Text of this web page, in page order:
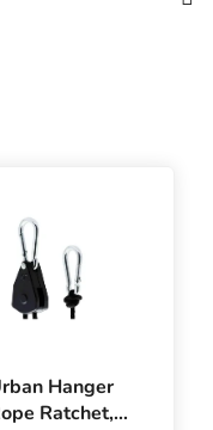
Hanger
Ratchet,